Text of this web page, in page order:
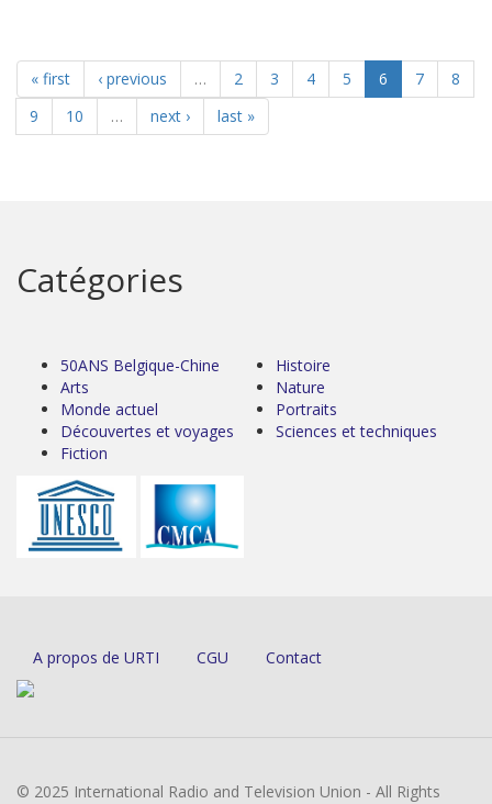
« first ‹ previous … 2 3 4 5 6 7
8
9
10 … next › last »
Catégories
50ANS Belgique-Chine
Arts
Monde actuel
Découvertes et voyages
Fiction
Histoire
Nature
Portraits
Sciences et techniques
A propos de URTI CGU Contact
© 2025 International Radio and Television Union - All Rights